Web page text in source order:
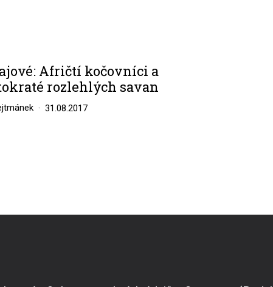
Afričtí kočovníci a
rozlehlých savan
31.08.2017